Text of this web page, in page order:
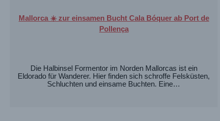
Mallorca ☀️ zur einsamen Bucht Cala Bóquer ab Port de
Pollença
Die Halbinsel Formentor im Norden Mallorcas ist ein
Eldorado für Wanderer. Hier finden sich schroffe Felsküsten,
Schluchten und einsame Buchten. Eine…